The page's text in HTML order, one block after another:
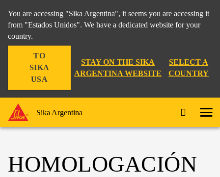
You are accessing "Sika Argentina", it seems you are accessing it
from "Estados Unidos". We have a dedicated website for your
country.
TO
SIKA
USA
STAY ON THE SIKA
ARGENTINA WEBSITE
SELECT A
COUNTRY
Sika Argentina
HOMOLOGACIÓN